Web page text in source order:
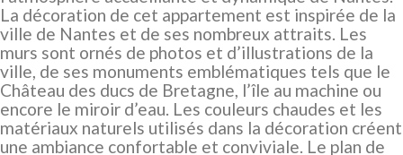
La décoration de cet appartement est inspirée de la
ville de Nantes et de ses nombreux attraits. Les
murs sont ornés de photos et d’illustrations de la
ville, de ses monuments emblématiques tels que le
Château des ducs de Bretagne, l’île au machine ou
encore le miroir d’eau. Les couleurs chaudes et les
matériaux naturels utilisés dans la décoration créent
une ambiance confortable et conviviale. Le plan de